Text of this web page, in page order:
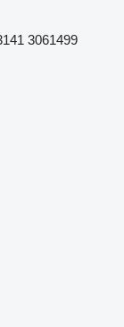
3061499